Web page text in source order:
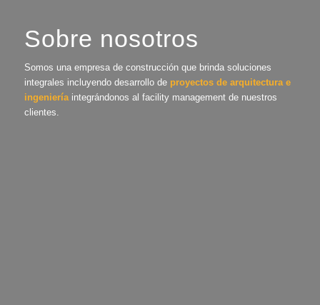
Sobre nosotros
Somos una empresa de construcción que brinda soluciones
integrales incluyendo desarrollo de proyectos de arquitectura e
ingeniería integrándonos al facility management de nuestros
clientes.